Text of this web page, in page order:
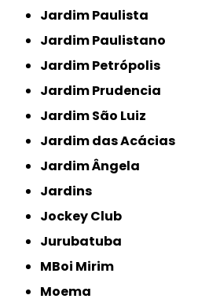
Jardim Paulista
Jardim Paulistano
Jardim Petrópolis
Jardim Prudencia
Jardim São Luiz
Jardim das Acácias
Jardim Ângela
Jardins
Jockey Club
Jurubatuba
MBoi Mirim
Moema